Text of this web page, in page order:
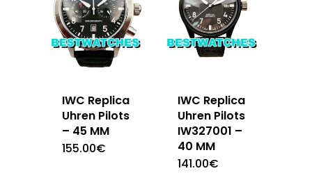
IWC Replica
Uhren Pilots
– 45 MM
155.00€
IWC Replica
Uhren Pilots
IW327001 –
40 MM
141.00€